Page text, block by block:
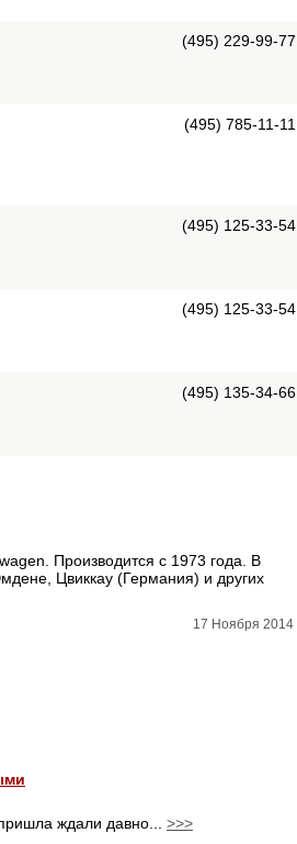
(495) 229-99-77
(495) 785-11-11
(495) 125-33-54
(495) 125-33-54
(495) 135-34-66
Производится с 1973 года. В
Цвиккау (Германия) и других
17 Ноября 2014
ждали давно... >>>